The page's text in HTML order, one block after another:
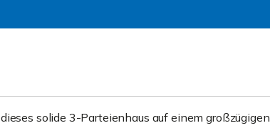
solide 3-Parteienhaus auf einem großzügigen